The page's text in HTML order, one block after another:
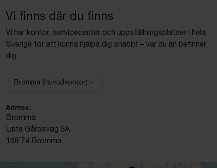
Vi finns där du finns
Vi har kontor, servicecenter och uppställningsplatser i hela
Sverige för att kunna hjälpa dig snabbt – var du än befinner
dig.
Välj anläggning:
Bromma (Huvudkontor)
Adress:
Bromma
Linta Gårdsväg 5A
168 74 Bromma